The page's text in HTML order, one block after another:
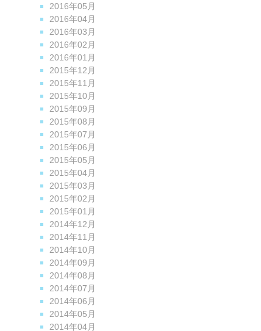
2016年05月
2016年04月
2016年03月
2016年02月
2016年01月
2015年12月
2015年11月
2015年10月
2015年09月
2015年08月
2015年07月
2015年06月
2015年05月
2015年04月
2015年03月
2015年02月
2015年01月
2014年12月
2014年11月
2014年10月
2014年09月
2014年08月
2014年07月
2014年06月
2014年05月
2014年04月